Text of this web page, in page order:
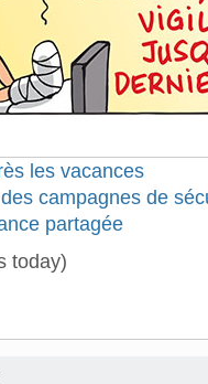
les vacances
campagnes de
partagée
today)